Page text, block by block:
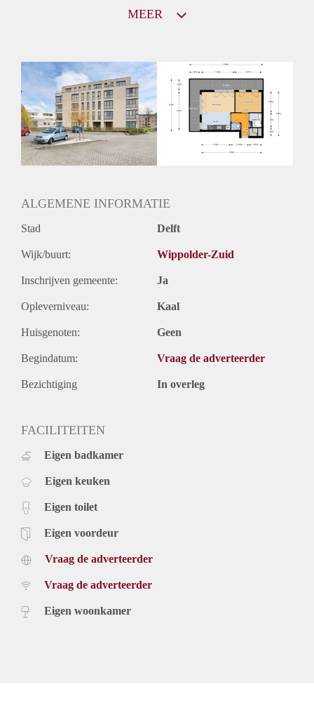
Huurtoeslag
Mogelijk
Inkomen eis
N.V.T.
Huurtermijn
Onbepaalde termijn
Oplevering
MEER
ALGEMENE INFORMATIE
Stad Delft
Wijk/buurt: Wippolder-Zuid
Inschrijven gemeente: Ja
Opleverniveau: Kaal
Huisgenoten: Geen
Begindatum: Vraag de adverteerder
Bezichtiging In overleg
FACILITEITEN
Eigen badkamer
Eigen keuken
Eigen toilet
Eigen voordeur
Vraag de adverteerder
Vraag de adverteerder
Eigen woonkamer